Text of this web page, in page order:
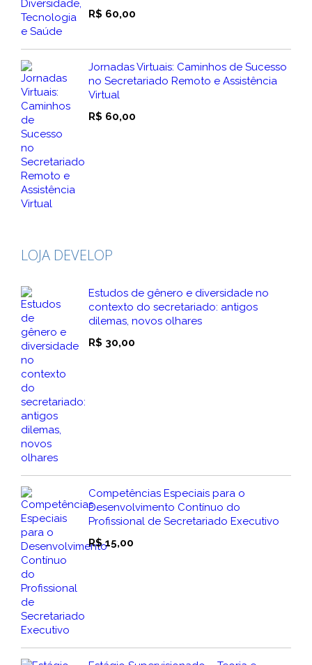
R$ 60,00
Jornadas Virtuais: Caminhos de Sucesso
no Secretariado Remoto e Assistência
Virtual
R$ 60,00
LOJA DEVELOP
Estudos de gênero e diversidade no
contexto do secretariado: antigos
dilemas, novos olhares
R$ 30,00
Competências Especiais para o
Desenvolvimento Contínuo do
Profissional de Secretariado Executivo
R$15,00